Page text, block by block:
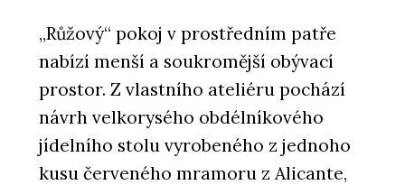
„Růžový“ pokoj v prostředním patře
nabízí menší a soukromější obývací
prostor. Z vlastního ateliéru pochází
návrh velkorysého obdélníkového
jídelního stolu vyrobeného z jednoho
kusu červeného mramoru z Alicante,